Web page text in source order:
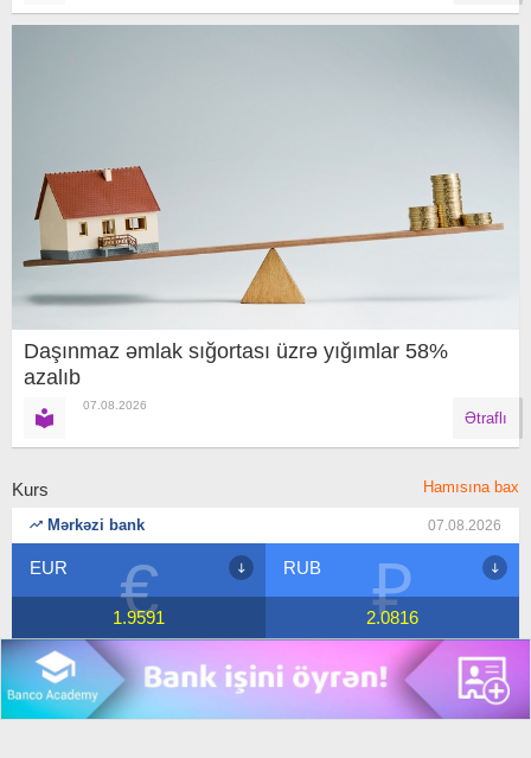
Daşınmaz əmlak sığortası üzrə yığımlar 58%
azalıb
07.08.2026
Ətraflı
Kurs Hamısına bax
Mərkəzi bank 07.08.2026
€
EUR
1.9591 ₽
RUB
2.0816